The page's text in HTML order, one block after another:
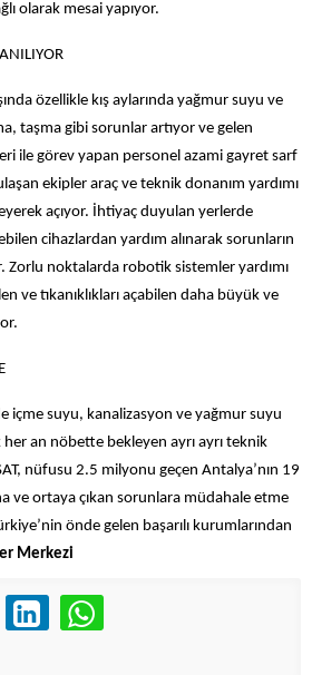
olarak mesai yapıyor.
özellikle kış aylarında yağmur suyu ve
taşma gibi sorunlar artıyor ve gelen
ile görev yapan personel azami gayret sarf
ekipler araç ve teknik donanım yardımı
açıyor. İhtiyaç duyulan yerlerde
cihazlardan yardım alınarak sorunların
noktalarda robotik sistemler yardımı
ve tıkanıklıkları açabilen daha büyük ve
içme suyu, kanalizasyon ve yağmur suyu
an nöbette bekleyen ayrı ayrı teknik
nüfusu 2.5 milyonu geçen Antalya’nın 19
ve ortaya çıkan sorunlara müdahale etme
önde gelen başarılı kurumlarından
Merkezi